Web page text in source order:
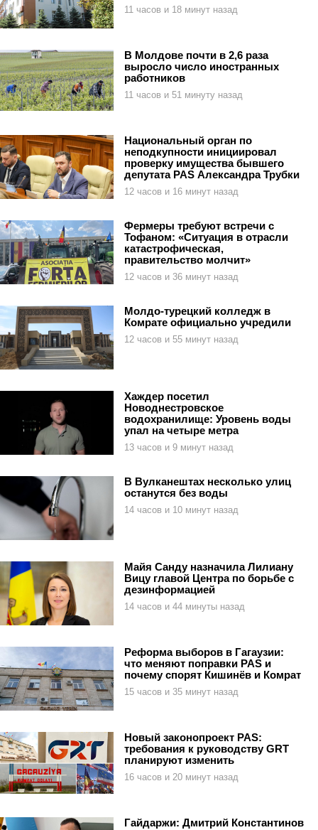
11 часов и 18 минут назад
В Молдове почти в 2,6 раза
выросло число иностранных
работников
11 часов и 51 минуту назад
Национальный орган по
неподкупности инициировал
проверку имущества бывшего
депутата PAS Александра Трубки
12 часов и 16 минут назад
Фермеры требуют встречи с
Тофаном: «Ситуация в отрасли
катастрофическая,
правительство молчит»
12 часов и 36 минут назад
Молдо-турецкий колледж в
Комрате официально учредили
12 часов и 55 минут назад
Хаждер посетил
Новоднестровское
водохранилище: Уровень воды
упал на четыре метра
13 часов и 9 минут назад
В Вулканештах несколько улиц
останутся без воды
14 часов и 10 минут назад
Майя Санду назначила Лилиану
Вицу главой Центра по борьбе с
дезинформацией
14 часов и 44 минуты назад
Реформа выборов в Гагаузии:
что меняют поправки PAS и
почему спорят Кишинёв и Комрат
15 часов и 35 минут назад
Новый законопроект PAS:
требования к руководству GRT
планируют изменить
16 часов и 20 минут назад
Гайдаржи: Дмитрий Константинов